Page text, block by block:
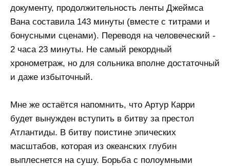
документу, продолжительность ленты Джеймса
Вана составила 143 минуты (вместе с титрами и
бонусными сценами). Переводя на человеческий -
2 часа 23 минуты. Не самый рекордный
хронометраж, но для сольника вполне достаточный
и даже избыточный.
Мне же остаётся напомнить, что Артур Карри
будет вынужден вступить в битву за престол
Атлантиды. В битву поистине эпических
масштабов, которая из океанских глубин
выплеснется на сушу. Борьба с полоумными